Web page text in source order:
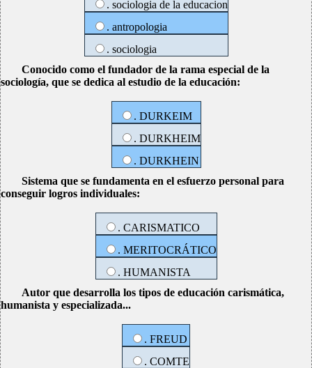
. sociologia de la educacion
. antropologia
. sociologia
Conocido como el fundador de la rama especial de la
sociología, que se dedica al estudio de la educación:
. DURKEIM
. DURKHEIM
. DURKHEIN
Sistema que se fundamenta en el esfuerzo personal para
conseguir logros individuales:
. CARISMATICO
. MERITOCRÁTICO
. HUMANISTA
Autor que desarrolla los tipos de educación carismática,
humanista y especializada...
. FREUD
. COMTE